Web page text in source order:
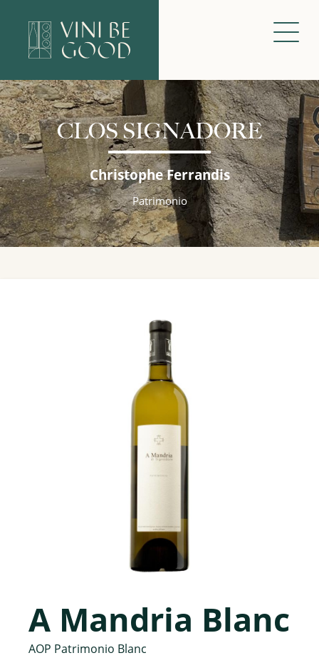
CLOS SIGNADORE
Christophe Ferrandis
Patrimonio
A Mandria Blanc
AOP Patrimonio Blanc